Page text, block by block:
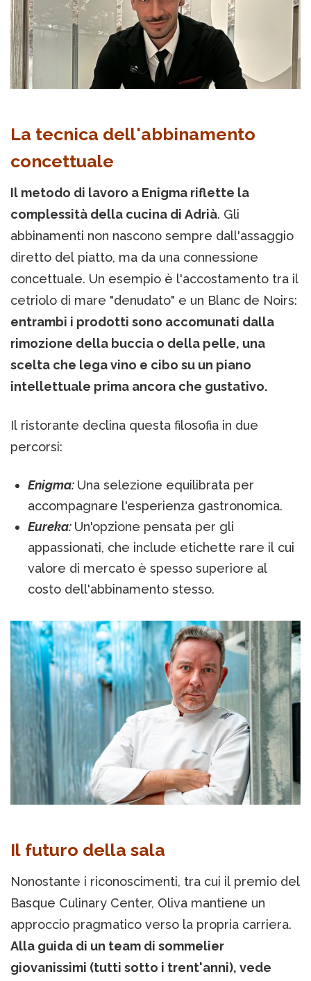
La tecnica dell'abbinamento
concettuale
Il metodo di lavoro a Enigma riflette la
complessità della cucina di Adrià. Gli
abbinamenti non nascono sempre dall'assaggio
diretto del piatto, ma da una connessione
concettuale. Un esempio è l'accostamento tra il
cetriolo di mare "denudato" e un Blanc de Noirs:
entrambi i prodotti sono accomunati dalla
rimozione della buccia o della pelle, una
scelta che lega vino e cibo su un piano
intellettuale prima ancora che gustativo.
Il ristorante declina questa filosofia in due
percorsi:
Enigma: Una selezione equilibrata per
accompagnare l'esperienza gastronomica.
Eureka: Un'opzione pensata per gli
appassionati, che include etichette rare il cui
valore di mercato è spesso superiore al
costo dell'abbinamento stesso.
Il futuro della sala
Nonostante i riconoscimenti, tra cui il premio del
Basque Culinary Center, Oliva mantiene un
approccio pragmatico verso la propria carriera.
Alla guida di un team di sommelier
giovanissimi (tutti sotto i trent'anni), vede